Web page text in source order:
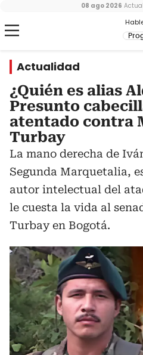
08 ago 2026
Actualidad
¿Quién es alias
Presunto
atentado contra
Turbay
La mano derecha de
Segunda Marquetalia,
autor intelectual del
le cuesta la vida al
Turbay en Bogotá.